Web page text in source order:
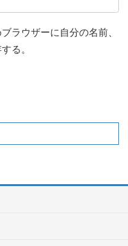
ラウザーに自分の名前、
る。